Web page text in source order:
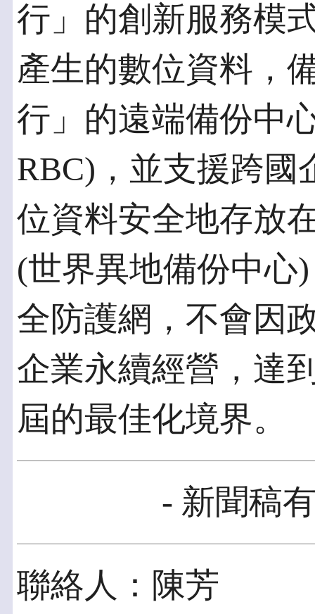
行」的創新服務模
產生的數位資料，
行」的遠端備份中
RBC)，並支援跨國
位資料安全地存放
(世界異地備份中心
全防護網，不會因
企業永續經營，達
屆的最佳化境界。
- 新聞稿
聯絡人：陳芳